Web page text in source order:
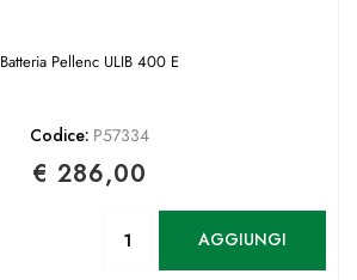
Batteria Pellenc ULIB 400 E
Codice: P57334
€ 286,00
AGGIUNGI